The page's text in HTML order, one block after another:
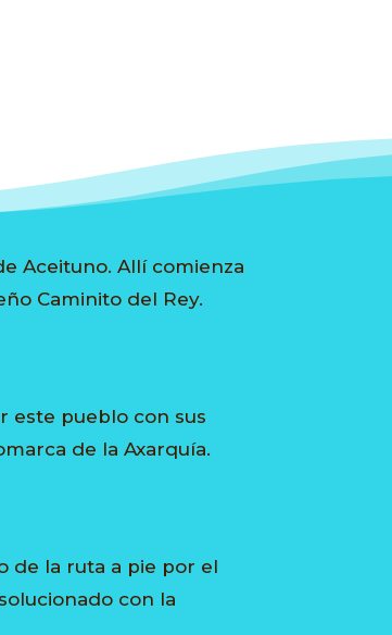
Aceituno. Allí comienza
Caminito del Rey.
este pueblo con sus
de la Axarquía.
de la ruta a pie por el
con la